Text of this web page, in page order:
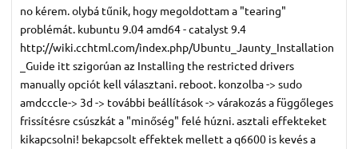
no kérem. olybá tűnik, hogy megoldottam a "tearing"
problémát. kubuntu 9.04 amd64 - catalyst 9.4
http://wiki.cchtml.com/index.php/Ubuntu_Jaunty_Installation
_Guide itt szigorúan az Installing the restricted drivers
manually opciót kell választani. reboot. konzolba -> sudo
amdcccle-> 3d -> további beállítások -> várakozás a függőleges
frissítésre csúszkát a "minőség" felé húzni. asztali effekteket
kikapcsolni! bekapcsolt effektek mellett a q6600 is kevés a